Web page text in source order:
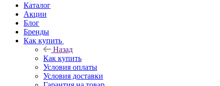
Каталог
Акции
Блог
Бренды
Как купить
Назад
Как купить
Условия оплаты
Условия доставки